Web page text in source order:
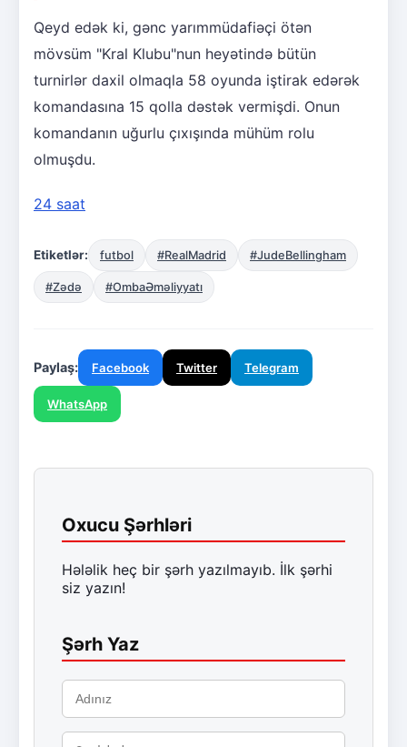
Qeyd edək ki, gənc yarımmüdafiəçi ötən
mövsüm "Kral Klubu"nun heyətində bütün
turnirlər daxil olmaqla 58 oyunda iştirak edərək
komandasına 15 qolla dəstək vermişdi. Onun
komandanın uğurlu çıxışında mühüm rolu
olmuşdu.
24 saat
Etiketlər: futbol #RealMadrid #JudeBellingham
#Zədə #OmbaƏməliyyatı
Paylaş: Facebook Twitter Telegram
WhatsApp
Oxucu Şərhləri
Hələlik heç bir şərh yazılmayıb. İlk şərhi
siz yazın!
Şərh Yaz